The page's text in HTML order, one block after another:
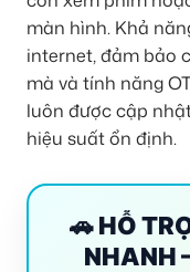
màn hình. Khả
internet, đảm bảo
mà và tính năng
luôn được cập
hiệu suất ổn định.
🚗 HỖ
NHANH